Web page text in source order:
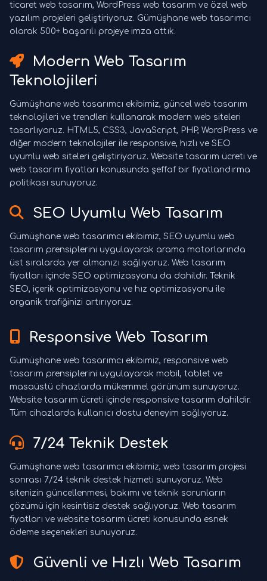
ticaret web tasarım, WordPress web tasarım ve özel web
yazılım projeleri geliştiriyoruz. Gümüşhane web tasarımcı
olarak 500+ başarılı projeye imza attık.
Modern Web Tasarım
Teknolojileri
Gümüşhane web tasarımcı ekibimiz, güncel web tasarım
teknolojileri ve trendleri kullanarak modern web siteleri
tasarlıyoruz. HTML5, CSS3, JavaScript, PHP, WordPress ve
diğer modern teknolojiler ile responsive, hızlı ve SEO
uyumlu web siteleri geliştiriyoruz. Website tasarım ücreti ve
web tasarım fiyatları konusunda şeffaf bir fiyatlandırma
politikası sunuyoruz.
SEO Uyumlu Web Tasarım
Gümüşhane web tasarımcı ekibimiz, SEO uyumlu web
tasarım prensiplerini uygulayarak arama motorlarında
üst sıralarda yer almanızı sağlıyoruz. Web tasarım
fiyatları içinde SEO optimizasyonu da dahildir. Teknik
SEO, içerik optimizasyonu ve hız optimizasyonu ile
organik trafiğinizi artırıyoruz.
Responsive Web Tasarım
Gümüşhane web tasarımcı ekibimiz, responsive web
tasarım prensiplerini uygulayarak mobil, tablet ve
masaüstü cihazlarda mükemmel görünüm sunuyoruz.
Website tasarım ücreti içinde responsive tasarım dahildir.
Tüm cihazlarda kullanıcı dostu deneyim sağlıyoruz.
7/24 Teknik Destek
Gümüşhane web tasarımcı ekibimiz, web tasarım projesi
sonrası 7/24 teknik destek hizmeti sunuyoruz. Web
sitenizin güncellenmesi, bakımı ve teknik sorunların
çözümü için kesintisiz destek sağlıyoruz. Web tasarım
fiyatları ve website tasarım ücreti konusunda esnek
ödeme seçenekleri sunuyoruz.
Güvenli ve Hızlı Web Tasarım